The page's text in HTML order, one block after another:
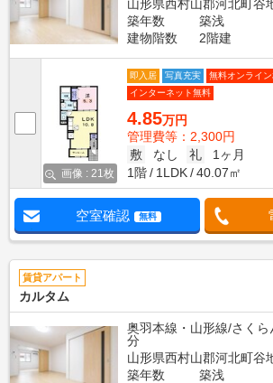
山形県西村山郡河北町谷
築年数
築浅
建物階数
2階建
画像 : 21枚
即入居 写真充実
無料オンライ
インターネット無料
4.85万円
管理費等：2,300円
敷
なし 礼
1ヶ月
1階
1LDK 40.07㎡
空室確認 無料
賃貸アパート
カルタム
奥羽本線・山形線/さく
分
山形県西村山郡河北町谷
築年数
築浅